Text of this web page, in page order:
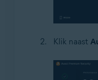
Klik naast